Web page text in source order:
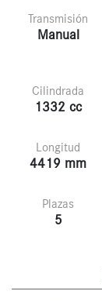
Transmisión
Manual
Cilindrada
1332 cc
Longitud
4419 mm
Plazas
5